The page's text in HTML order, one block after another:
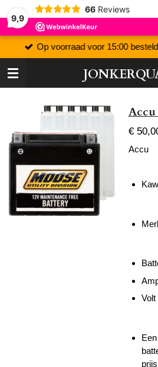
9,9
66 Reviews
Op voorraad voor 15:00
Accu
€
Accu
Volt